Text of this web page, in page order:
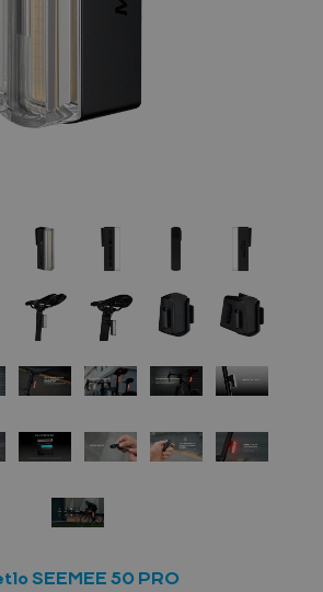
SEEMEE 50 PRO